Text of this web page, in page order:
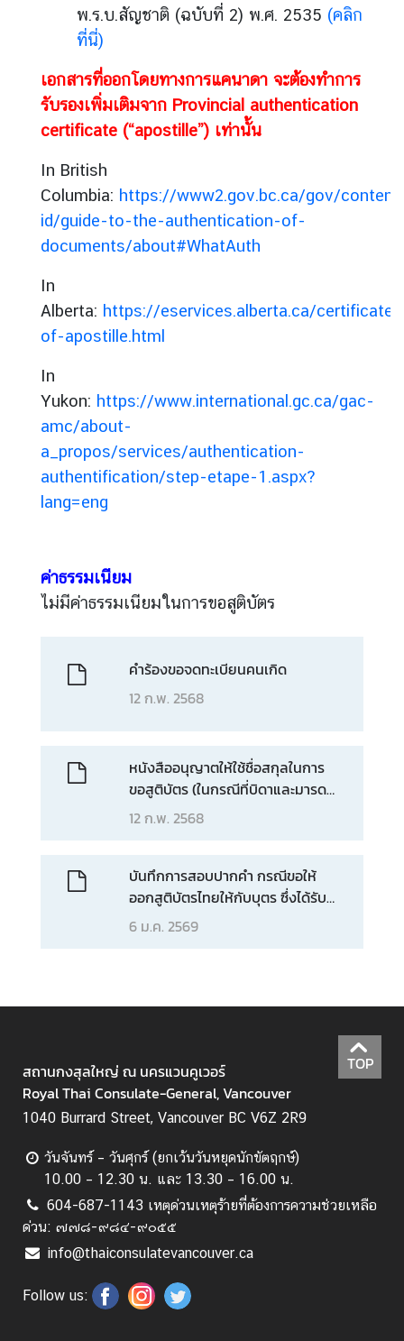
พ.ร.บ.สัญชาติ (ฉบับที่ 2) พ.ศ. 2535 (คลิก
ที่นี่)
เอกสารที่ออกโดยทางการแคนาดา จะต้องทำการ
รับรองเพิ่มเติมจาก Provincial authentication
certificate (“apostille”) เท่านั้น
In British
Columbia: https://www2.gov.bc.ca/gov/
id/guide-to-the-authentication-of-
documents/about#WhatAuth
In
Alberta: https://eservices.alberta.ca/
of-apostille.html
In
Yukon: https://www.international.gc.ca/gac-
amc/about-
a_propos/services/authentication-
authentification/step-etape-1.aspx?
lang=eng
ค่าธรรมเนียม
ไม่มีค่าธรรมเนียมในการขอสูติบัตร
คำร้องขอจดทะเบียนคนเกิด
12 ก.พ. 2568
หนังสืออนุญาตให้ใช้ชื่อสกุลในการ
ขอสูติบัตร (ในกรณีที่บิดาและมารดา
ไม่ได้จดทะเบียนสมรส)
12 ก.พ. 2568
บันทึกการสอบปากคำ กรณีขอให้
ออกสูติบัตรไทยให้กับบุตร ซึ่งได้รับ
สัญชาติไทยย้อนหลัง
6 ม.ค. 2569
TOP
สถานกงสุลใหญ่ ณ นครแวนคูเวอร์
Royal Thai Consulate-General, Vancouver
1040 Burrard Street, Vancouver BC V6Z 2R9
วันจันทร์ – วันศุกร์ (ยกเว้นวันหยุดนักขัตฤกษ์)
10.00 – 12.30 น. และ 13.30 – 16.00 น.
604-687-1143 เหตุด่วนเหตุร้ายที่ต้องการความช่วยเหลือ
ด่วน: ๗๗๘-๙๘๔-๙๐๕๕
info@thaiconsulatevancouver.ca
Follow us: